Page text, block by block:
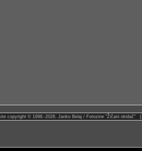
copyright © 1998.-2026. Janko Belaj / Fotozine "Žičani okidač"